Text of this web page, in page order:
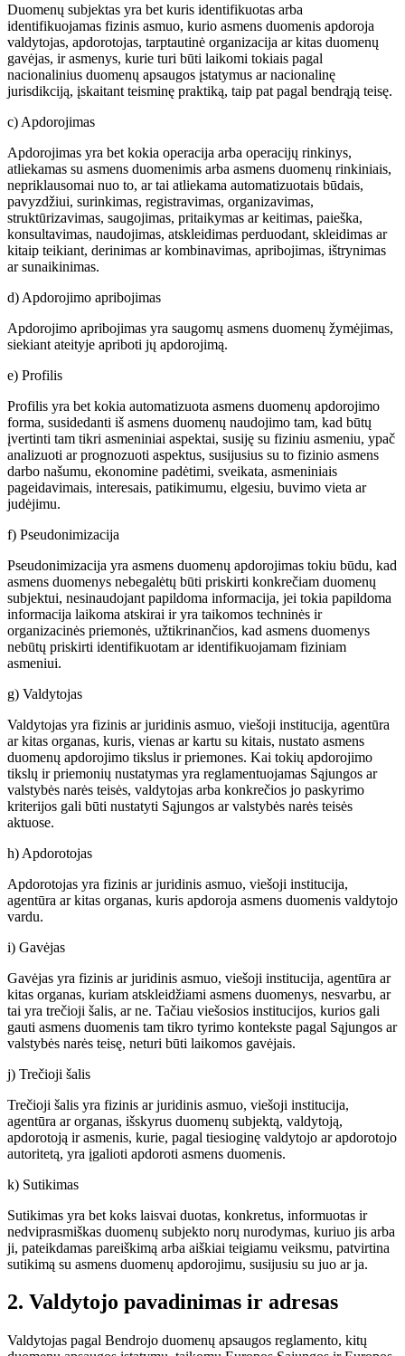
Duomenų subjektas yra bet kuris identifikuotas arba
identifikuojamas fizinis asmuo, kurio asmens duomenis apdoroja
valdytojas, apdorotojas, tarptautinė organizacija ar kitas duomenų
gavėjas, ir asmenys, kurie turi būti laikomi tokiais pagal
nacionalinius duomenų apsaugos įstatymus ar nacionalinę
jurisdikciją, įskaitant teisminę praktiką, taip pat pagal bendrąją teisę.
c) Apdorojimas
Apdorojimas yra bet kokia operacija arba operacijų rinkinys,
atliekamas su asmens duomenimis arba asmens duomenų rinkiniais,
nepriklausomai nuo to, ar tai atliekama automatizuotais būdais,
pavyzdžiui, surinkimas, registravimas, organizavimas,
struktūrizavimas, saugojimas, pritaikymas ar keitimas, paieška,
konsultavimas, naudojimas, atskleidimas perduodant, skleidimas ar
kitaip teikiant, derinimas ar kombinavimas, apribojimas, ištrynimas
ar sunaikinimas.
d) Apdorojimo apribojimas
Apdorojimo apribojimas yra saugomų asmens duomenų žymėjimas,
siekiant ateityje apriboti jų apdorojimą.
e) Profilis
Profilis yra bet kokia automatizuota asmens duomenų apdorojimo
forma, susidedanti iš asmens duomenų naudojimo tam, kad būtų
įvertinti tam tikri asmeniniai aspektai, susiję su fiziniu asmeniu, ypač
analizuoti ar prognozuoti aspektus, susijusius su to fizinio asmens
darbo našumu, ekonomine padėtimi, sveikata, asmeniniais
pageidavimais, interesais, patikimumu, elgesiu, buvimo vieta ar
judėjimu.
f) Pseudonimizacija
Pseudonimizacija yra asmens duomenų apdorojimas tokiu būdu, kad
asmens duomenys nebegalėtų būti priskirti konkrečiam duomenų
subjektui, nesinaudojant papildoma informacija, jei tokia papildoma
informacija laikoma atskirai ir yra taikomos techninės ir
organizacinės priemonės, užtikrinančios, kad asmens duomenys
nebūtų priskirti identifikuotam ar identifikuojamam fiziniam
asmeniui.
g) Valdytojas
Valdytojas yra fizinis ar juridinis asmuo, viešoji institucija, agentūra
ar kitas organas, kuris, vienas ar kartu su kitais, nustato asmens
duomenų apdorojimo tikslus ir priemones. Kai tokių apdorojimo
tikslų ir priemonių nustatymas yra reglamentuojamas Sąjungos ar
valstybės narės teisės, valdytojas arba konkrečios jo paskyrimo
kriterijos gali būti nustatyti Sąjungos ar valstybės narės teisės
aktuose.
h) Apdorotojas
Apdorotojas yra fizinis ar juridinis asmuo, viešoji institucija,
agentūra ar kitas organas, kuris apdoroja asmens duomenis valdytojo
vardu.
i) Gavėjas
Gavėjas yra fizinis ar juridinis asmuo, viešoji institucija, agentūra ar
kitas organas, kuriam atskleidžiami asmens duomenys, nesvarbu, ar
tai yra trečioji šalis, ar ne. Tačiau viešosios institucijos, kurios gali
gauti asmens duomenis tam tikro tyrimo kontekste pagal Sąjungos ar
valstybės narės teisę, neturi būti laikomos gavėjais.
j) Trečioji šalis
Trečioji šalis yra fizinis ar juridinis asmuo, viešoji institucija,
agentūra ar organas, išskyrus duomenų subjektą, valdytoją,
apdorotoją ir asmenis, kurie, pagal tiesioginę valdytojo ar apdorotojo
autoritetą, yra įgalioti apdoroti asmens duomenis.
k) Sutikimas
Sutikimas yra bet koks laisvai duotas, konkretus, informuotas ir
nedviprasmiškas duomenų subjekto norų nurodymas, kuriuo jis arba
ji, pateikdamas pareiškimą arba aiškiai teigiamu veiksmu, patvirtina
sutikimą su asmens duomenų apdorojimu, susijusiu su juo ar ja.
2. Valdytojo pavadinimas ir adresas
Valdytojas pagal Bendrojo duomenų apsaugos reglamento, kitų